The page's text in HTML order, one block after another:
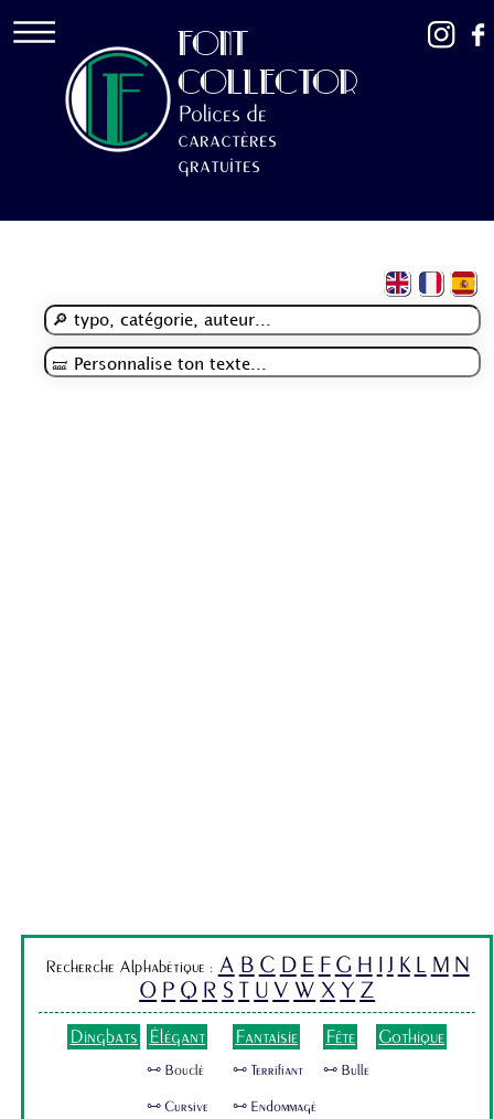
FONT
COLLECTOR
Polices de
caractères
gratuites
Recherche Alphabétique : A B C D E F G H I J K L M N
O P Q R S T U V W X Y Z
Dingbats Élégant
🜺 Bouclé
🜺 Cursive
Fantaisie
🜺 Terrifiant
🜺 Endommagé
Fête
🜺 Bulle
Gothique